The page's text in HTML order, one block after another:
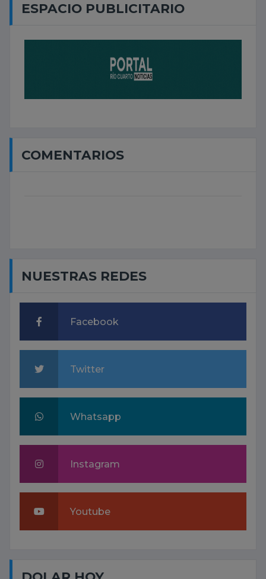
ESPACIO PUBLICITARIO
COMENTARIOS
NUESTRAS REDES
Facebook
Twitter
Whatsapp
Instagram
Youtube